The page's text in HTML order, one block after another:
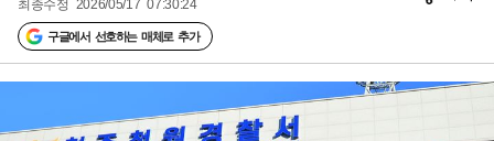
최종수정 2026/05/17 07:30:24
구글에서 선호하는 매체로 추가